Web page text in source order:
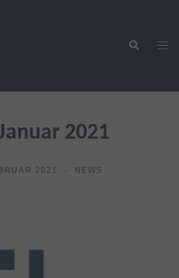
Suche
2021
2021 NEWS